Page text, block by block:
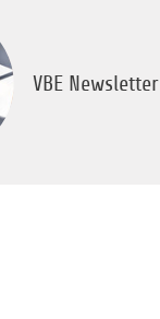
VBE Newsletter